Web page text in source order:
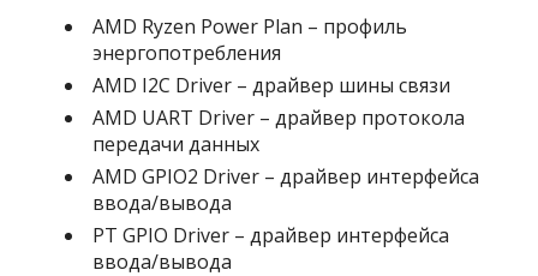
AMD Ryzen Power Plan – профиль
энергопотребления
AMD I2C Driver – драйвер шины связи
AMD UART Driver – драйвер протокола
передачи данных
AMD GPIO2 Driver – драйвер интерфейса
ввода/вывода
PT GPIO Driver – драйвер интерфейса
ввода/вывода